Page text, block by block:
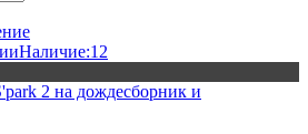
Наличие:12